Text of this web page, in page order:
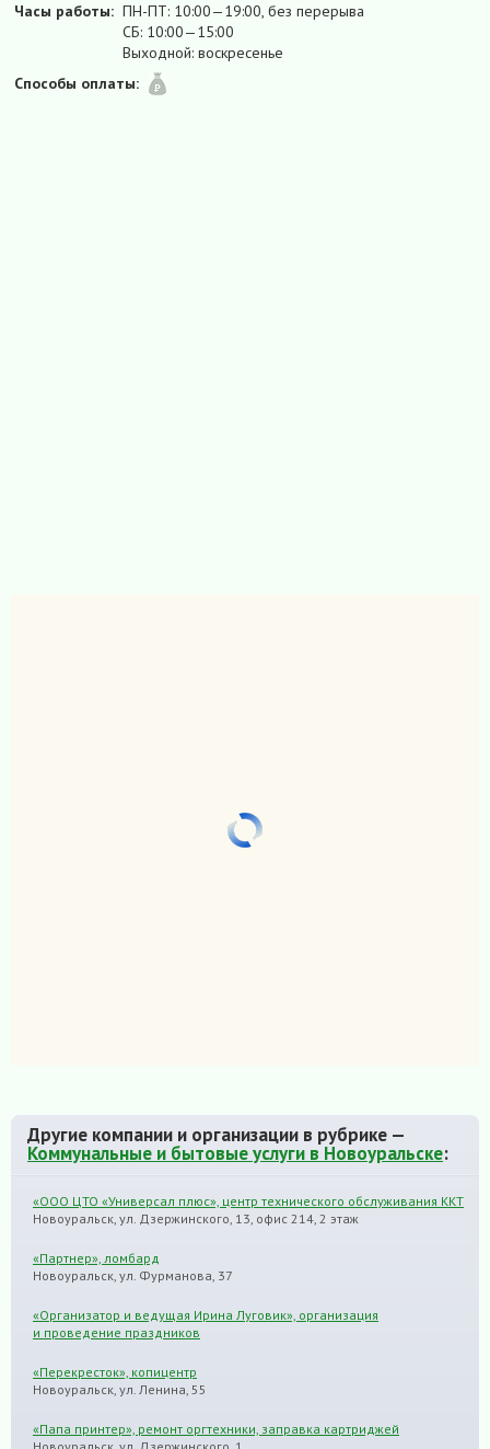
Часы работы: ПН-ПТ: 10:00—19:00, без перерыва
СБ: 10:00—15:00
Выходной: воскресенье
Способы оплаты:
Другие компании и организации в рубрике —
Коммунальные и бытовые услуги в Новоуральске:
«ООО ЦТО «Универсал плюс», центр технического обслуживания ККТ
Новоуральск, ул. Дзержинского, 13, офис 214, 2 этаж
«Партнер», ломбард
Новоуральск, ул. Фурманова, 37
«Организатор и ведущая Ирина Луговик», организация
и проведение праздников
«Перекресток», копицентр
Новоуральск, ул. Ленина, 55
«Папа принтер», ремонт оргтехники, заправка картриджей